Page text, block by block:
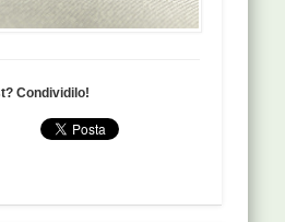
Condividilo!